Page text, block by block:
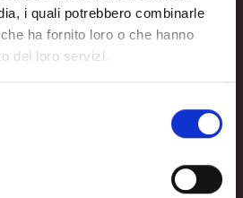
i quali potrebbero combinarle
ha fornito loro o che hanno
dei loro servizi.